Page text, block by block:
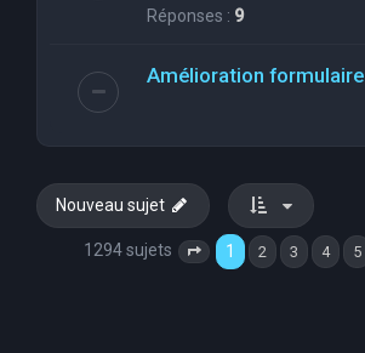
Réponses : 9
Amélioration formulaire
Nouveau sujet
1294 sujets Page 1 sur 52
1 2 3 4 5